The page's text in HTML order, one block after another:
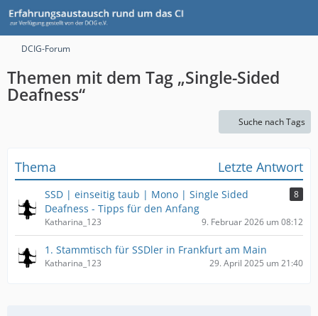
DCIG-Forum
Themen mit dem Tag „Single-Sided
Deafness“
Suche nach Tags
Thema Letzte Antwort
SSD | einseitig taub | Mono | Single Sided
Deafness - Tipps für den Anfang
8
Katharina_123 9. Februar 2026 um 08:12
1. Stammtisch für SSDler in Frankfurt am Main
Katharina_123 29. April 2025 um 21:40